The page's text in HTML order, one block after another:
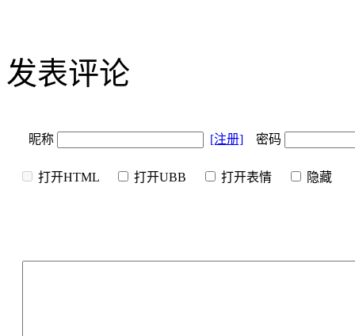
发表评论
昵称 [注册] 密码
打开HTML 打开UBB 打开表情 隐